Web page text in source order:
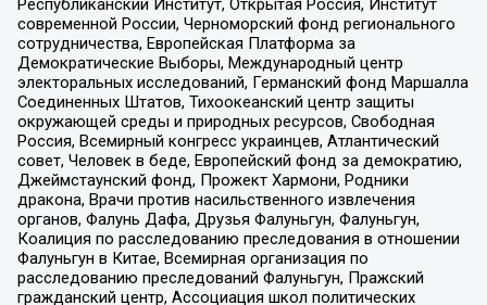
Республиканский Институт, Открытая Россия, Институт
современной России, Черноморский фонд регионального
сотрудничества, Европейская Платформа за
Демократические Выборы, Международный центр
электоральных исследований, Германский фонд Маршалла
Соединенных Штатов, Тихоокеанский центр защиты
окружающей среды и природных ресурсов, Свободная
Россия, Всемирный конгресс украинцев, Атлантический
совет, Человек в беде, Европейский фонд за демократию,
Джеймстаунский фонд, Прожект Хармони, Родники
дракона, Врачи против насильственного извлечения
органов, Фалунь Дафа, Друзья Фалуньгун, Фалуньгун,
Коалиция по расследованию преследования в отношении
Фалуньгун в Китае, Всемирная организация по
расследованию преследований Фалуньгун, Пражский
гражданский центр, Ассоциация школ политических